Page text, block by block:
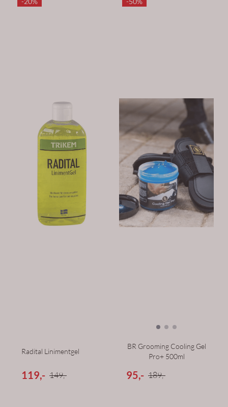
Radital Linimentgel
119,- 149,-
BR Grooming Cooling Gel
Pro+ 500ml
95,- 189,-